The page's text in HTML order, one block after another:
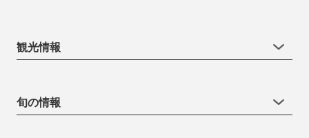
観光情報
旬の情報